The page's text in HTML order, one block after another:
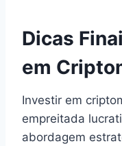
Dicas
em
Investir em
empreitada
abordagem